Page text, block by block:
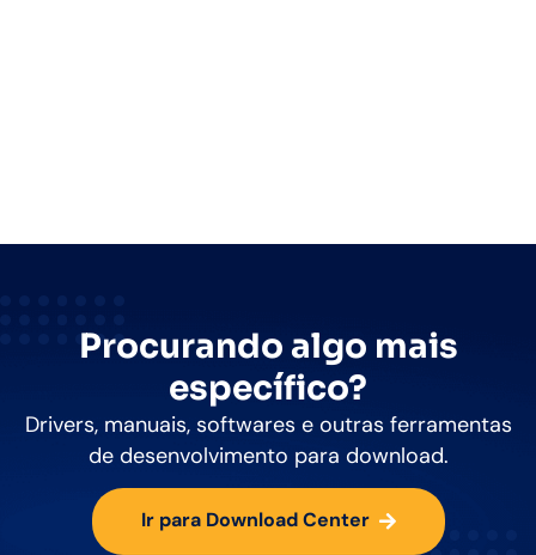
Procurando algo mais
específico?
Drivers, manuais, softwares e outras ferramentas
de desenvolvimento para download.
Ir para Download Center